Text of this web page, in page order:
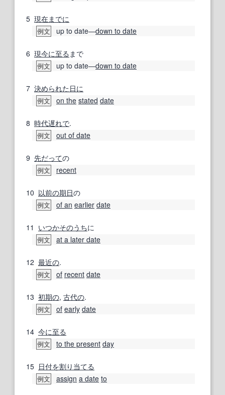
5 現在までに
例文 up to date―down to date
6 現今に至る まで
例文 up to date―down to date
7 決められた日に
例文 on the stated date
8 時代遅れで.
例文 out of date
9 先だっての
例文 recent
10 以前の期日の
例文 of an earlier date
11 いつかそのうちに
例文 at a later date
12 最近の.
例文 of recent date
13 初期の, 古代の.
例文 of early date
14 今に至る
例文 to the present day
15 日付を割り当てる
例文 assign a date to